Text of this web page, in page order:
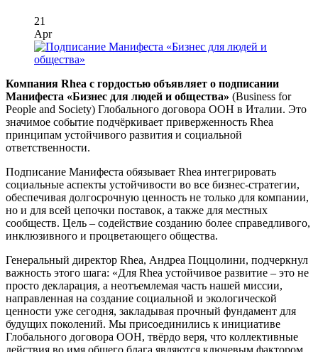
21
Apr
Компания Rhea с гордостью объявляет о подписании
Манифеста «Бизнес для людей и общества» (Business for
People and Society) Глобального договора ООН в Италии. Это
значимое событие подчёркивает приверженность Rhea
принципам устойчивого развития и социальной
ответственности.
Подписание Манифеста обязывает Rhea интегрировать
социальные аспекты устойчивости во все бизнес-стратегии,
обеспечивая долгосрочную ценность не только для компании,
но и для всей цепочки поставок, а также для местных
сообществ. Цель – содействие созданию более справедливого,
инклюзивного и процветающего общества.
Генеральный директор Rhea, Андреа Поццолини, подчеркнул
важность этого шага: «Для Rhea устойчивое развитие – это не
просто декларация, а неотъемлемая часть нашей миссии,
направленная на создание социальной и экологической
ценности уже сегодня, закладывая прочный фундамент для
будущих поколений. Мы присоединились к инициативе
Глобального договора ООН, твёрдо веря, что коллективные